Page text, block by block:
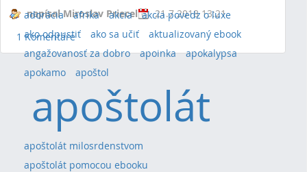
napísal Miroslav Priecel
21.7.2018 13:21
1 Komentáre
adorácia afrika akcia
akcia povedz o luxe
ako odpustiť
ako sa učiť
aktualizovaný ebook
angažovanosť za dobro
apoinka
apokalypsa
apokamo
apoštol
apoštolát
apoštolát milosrdenstvom
apoštolát pomocou ebooku